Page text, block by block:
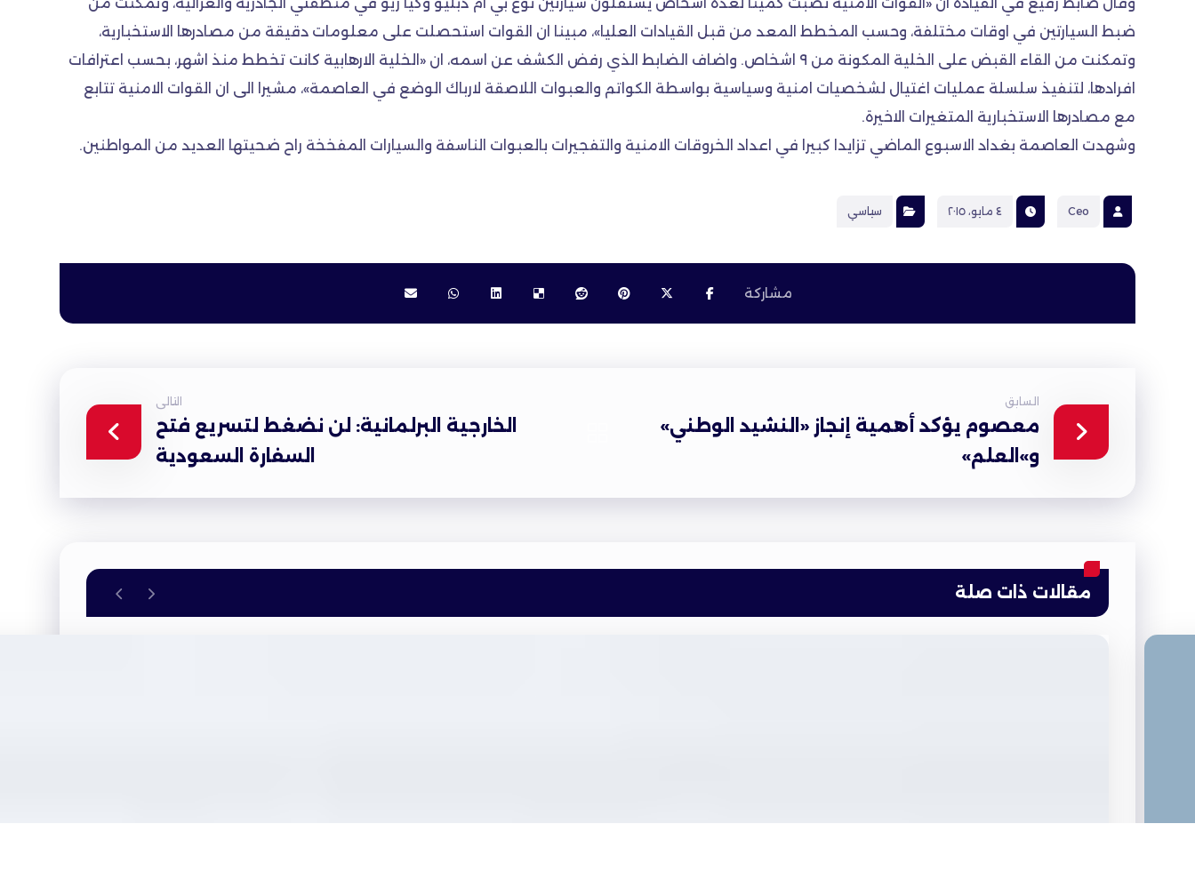
ضبط السيارتين في اوقات مختلفة، وحسب المخطط المعد من قبل القيادات العليا»، مبينا ان القوات استحصلت على معلومات دقيقة من مصادرها الاستخبارية،
وتمكنت من القاء القبض على الخلية المكونة من ٩ اشخاص. واضاف الضابط الذي رفض الكشف عن اسمه، ان «الخلية الارهابية كانت تخطط منذ اشهر، بحسب اعترافات
افرادها، لتنفيذ سلسلة عمليات اغتيال لشخصيات امنية وسياسية بواسطة الكواتم والعبوات اللاصقة لارباك الوضع في العاصمة»، مشيرا الى ان القوات الامنية تتابع
مع مصادرها الاستخبارية المتغيرات الاخيرة.
وشهدت العاصمة بغداد الاسبوع الماضي تزايدا كبيرا في اعداد الخروقات الامنية والتفجيرات بالعبوات الناسفة والسيارات المفخخة راح ضحيتها العديد من المواطنين.
Ceo ٤ مايو، ٢٠١٥ سياسي
السابق
معصوم يؤكد أهمية إنجاز «النشيد الوطني»
و»العلم»
التالى
الخارجية البرلمانية: لن نضغط لتسريع فتح
السفارة السعودية
مقالات ذات صلة